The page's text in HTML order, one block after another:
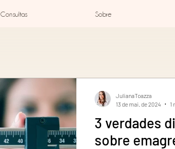
Consultas Sobre
3 verdades
sobre
JulianaToazza
13 de mai. de 2024
1